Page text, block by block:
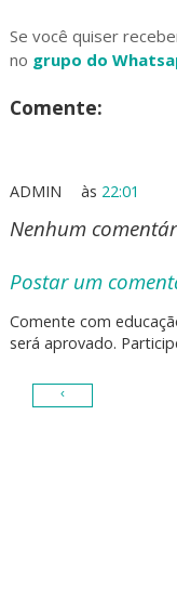
Se você quiser
no grupo do
Comente:
ADMIN às 22:01
Nenhum
Postar um
Comente com
será aprovado.
‹